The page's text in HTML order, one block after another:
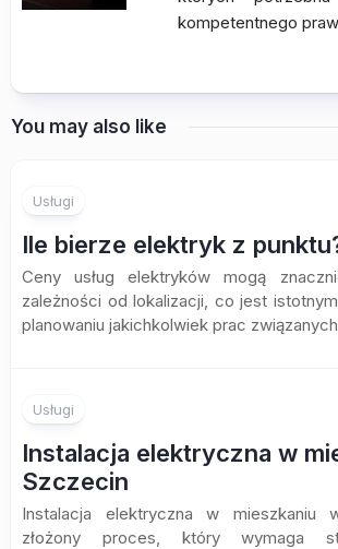
kompetentnego
You may also like
Usługi
Ile bierze elektryk z
Ceny usług elektryków mogą
zależności od lokalizacji, co jest
planowaniu jakichkolwiek prac
Usługi
Instalacja elektryczna w
Szczecin
Instalacja elektryczna w mieszkaniu
złożony proces, który wymaga